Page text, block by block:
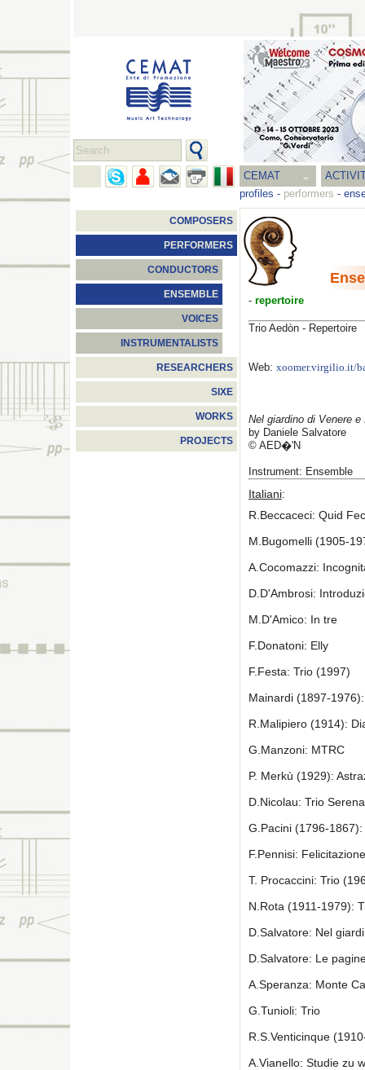
CEMAT
profiles - performers -
COMPOSERS
PERFORMERS
CONDUCTORS
ENSEMBLE
VOICES
INSTRUMENTALISTS
RESEARCHERS
SIXE
WORKS
PROJECTS
- repertoire
Trio Aedòn - Repertoire
Web: xoomer.virgilio.it/
Nel giardino di Venere e
by Daniele Salvatore
© AED�'N
Instrument: Ensemble
Italiani:
R.Beccaceci: Quid
M.Bugomelli (1905-
A.Cocomazzi:
D.D'Ambrosi:
M.D'Amico: In tre
F.Donatoni: Elly
F.Festa: Trio (1997)
Mainardi (1897-
R.Malipiero (1914):
G.Manzoni: MTRC
P. Merkù (1929):
D.Nicolau: Trio
G.Pacini (1796-
F.Pennisi:
T. Procaccini: Trio
N.Rota (1911-1979):
D.Salvatore: Nel
D.Salvatore: Le
A.Speranza: Monte
G.Tunioli: Trio
R.S.Venticinque
A.Vianello: Studie zu